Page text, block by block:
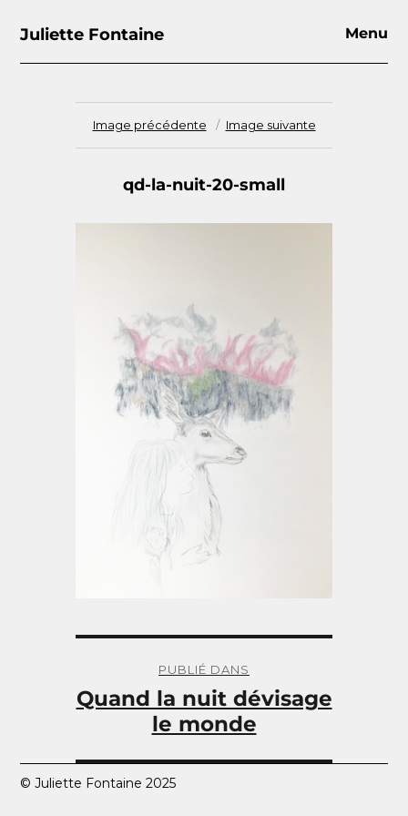
Juliette Fontaine Menu
Image précédente Image suivante
qd-la-nuit-20-small
l’article
PUBLIÉ DANS
Quand la nuit dévisage
le monde
© Juliette Fontaine 2025